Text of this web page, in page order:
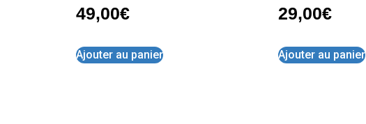
49,00€
Ajouter au panier
29,00€
Ajouter au panier